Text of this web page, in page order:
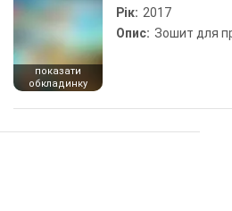
показати
обкладинку
Рік: 2017
Опис: Зошит для